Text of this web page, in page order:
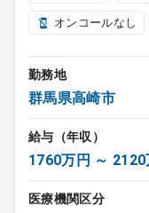
オンコールなし
勤務地
群馬県高崎市
給与（年収）
1760万円 ～
医療機関区分